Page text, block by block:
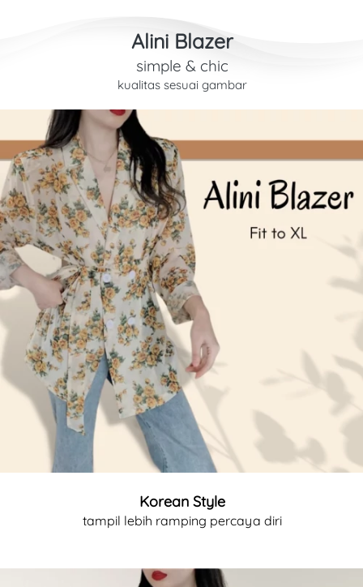
Alini Blazer
simple & chic
kualitas sesuai gambar
Korean Style
tampil lebih ramping percaya diri